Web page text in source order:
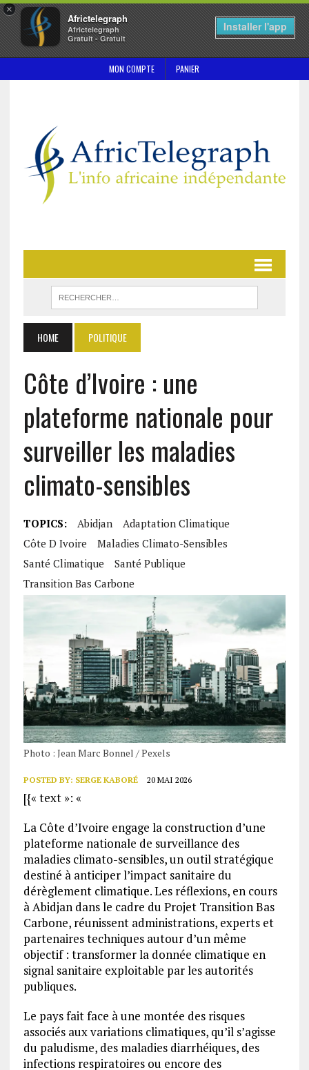
×
Africtelegraph
Africtelegraph
Gratuit - Gratuit
Installer l'app
MON COMPTE PANIER
HOME POLITIQUE
Côte d’Ivoire : une
plateforme nationale pour
surveiller les maladies
climato-sensibles
TOPICS: Abidjan
Adaptation Climatique
Côte D Ivoire
Maladies Climato-Sensibles
Santé Climatique
Santé Publique
Transition Bas Carbone
Photo : Jean Marc Bonnel / Pexels
POSTED BY: SERGE KABORÉ 20 MAI 2026
[{« text »: «
La Côte d’Ivoire engage la construction d’une
plateforme nationale de surveillance des
maladies climato-sensibles, un outil stratégique
destiné à anticiper l’impact sanitaire du
dérèglement climatique. Les réflexions, en cours
à Abidjan dans le cadre du Projet Transition Bas
Carbone, réunissent administrations, experts et
partenaires techniques autour d’un même
objectif : transformer la donnée climatique en
signal sanitaire exploitable par les autorités
publiques.
Le pays fait face à une montée des risques
associés aux variations climatiques, qu’il s’agisse
du paludisme, des maladies diarrhéiques, des
infections respiratoires ou encore des